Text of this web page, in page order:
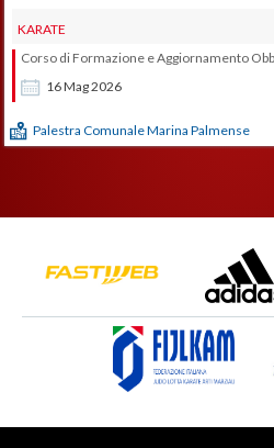
KARATE
16Mag2026
Corso di Formazione e Aggiornamento
Palestra Comunale Marina Palmense